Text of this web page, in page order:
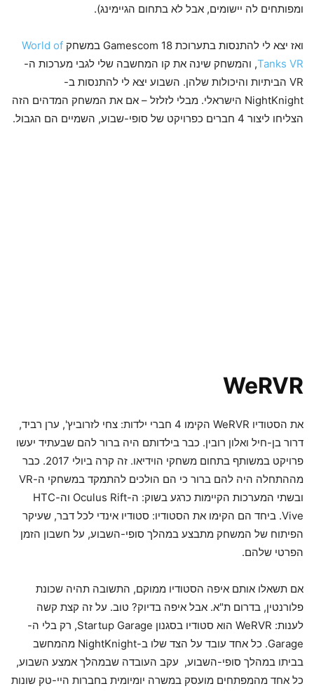
ומפותחים לה יישומים, אבל לא בתחום הגיימינג).
ואז יצא לי להתנסות בתערוכת Gamescom 18 במשחק
World of
Tanks VR, והמשחק שינה את קו המחשבה שלי לגבי מערכות ה-
VR הביתיות והיכולות שלהן. השבוע יצא לי להתנסות ב-
NightKnight הישראלי. מבלי לזלזל – אם את המשחק המדהים הזה
הצליחו ליצור 4 חברים כפרויקט של סופי-שבוע, השמיים הם הגבול.
WeRVR
את הסטודיו WeRVR הקימו 4 חברי ילדות: צחי לזרוביץ', ערן רביד,
דרור בן-חיל ואלון רובין. כבר בילדותם היה ברור להם שבעתיד יעשו
פרויקט במשותף בתחום משחקי הוידיאו. זה קרה ביולי 2017. כבר
מההתחלה היה להם ברור כי הם הולכים להתמקד במשחקי ה-VR
ובשתי המערכות הקיימות כרגע בשוק: ה-Oculus Rift וה-HTC
Vive. ביחד הם הקימו את הסטודיו: סטודיו אינדי לכל דבר, שעיקר
הפיתוח של המשחק מתבצע במהלך סופי-השבוע, על חשבון הזמן
הפרטי שלהם.
אם תשאלו אותם איפה הסטודיו ממוקם, התשובה תהיה שכונת
פלורנטין, בדרום ת"א. אבל איפה בדיוק? טוב. על זה קצת קשה
לענות: WeRVR הוא סטודיו בסגנון Startup Garage, רק בלי ה-
Garage. כל אחד עובד על הצד שלו ב-NightKnight מהמחשב
בביתו במהלך סופי-השבוע, עקב העובדה שבמהלך אמצע השבוע,
כל אחד מהמפתחים מועסק במשרה יומיומית בחברות היי-טק שונות